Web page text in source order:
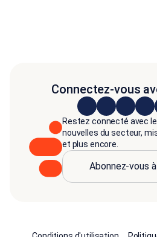
Connectez-vous
Restez connecté avec
nouvelles du secteur,
et plus encore.
Abonnez-vous